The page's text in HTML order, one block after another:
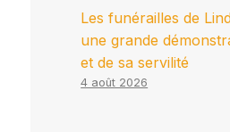
Les funérailles de
une grande
et de sa servilité
4 août 2026